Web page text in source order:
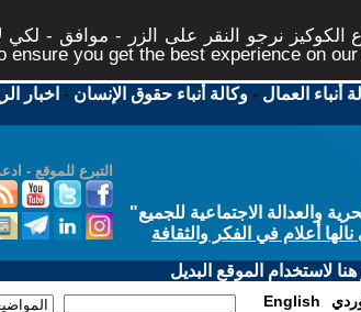
نرجو النقر على الزر - موافق - لكي
ensure you get the best experience on
أنباء العمال -وكالة أنباء حقوق الإنسان - اخبار
التبرع للموقع -
الاجتماعية للجميع"
أعلام في الفكر والثقافة
لاستخدام الموقع البديل
English